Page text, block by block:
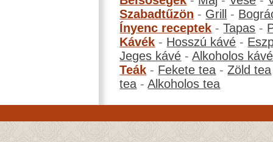
Szabadtűzön - Grill -
Ínyenc receptek -Tapas -
Kávék - Hosszú kávé -
Jeges kávé -Alkoholos kávé
Teák - Fekete tea -Zöld tea
tea -Alkoholos tea